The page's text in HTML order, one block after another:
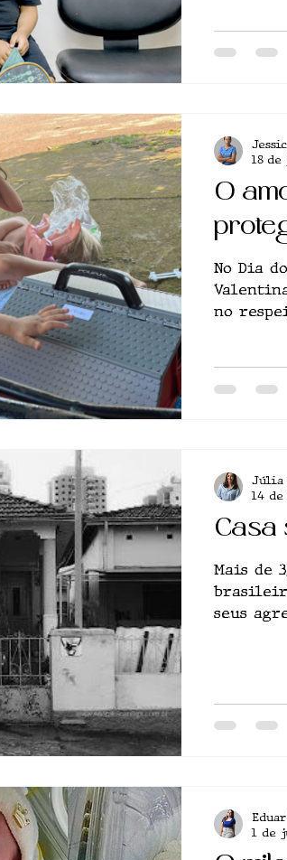
O
No Dia
no
18 de
Casa
Mais de
seus
Júlia
14
1 de